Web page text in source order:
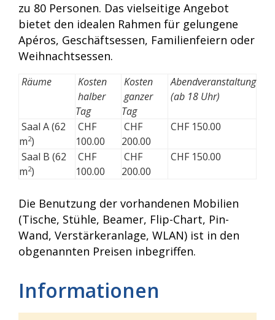
zu 80 Personen. Das vielseitige Angebot
bietet den idealen Rahmen für gelungene
Apéros, Geschäftsessen, Familienfeiern oder
Weihnachtsessen.
Räume
Kosten
halber
Tag
Kosten
ganzer
Tag
Abendveranstaltung
(ab 18 Uhr)
Saal A (62
m2)
CHF
100.00
CHF
200.00
CHF 150.00
Saal B (62
m2)
CHF
100.00
CHF
200.00
CHF 150.00
Die Benutzung der vorhandenen Mobilien
(Tische, Stühle, Beamer, Flip-Chart, Pin-
Wand, Verstärkeranlage, WLAN) ist in den
obgenannten Preisen inbegriffen.
Informationen